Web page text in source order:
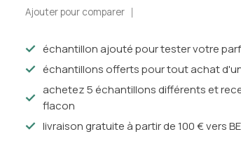
Ajouter pour comparer
échantillon ajouté pour tester votre
échantillons offerts pour tout achat
achetez 5 échantillons différents et
flacon
livraison gratuite à partir de 100 € vers BE,